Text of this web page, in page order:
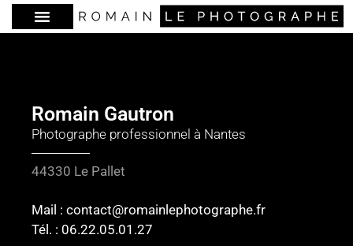
Romain Gautron
Photographe professionnel à Nantes
44330 Le Pallet
Mail : contact@romainlephotographe.fr
Tél. : 06.22.05.01.27​